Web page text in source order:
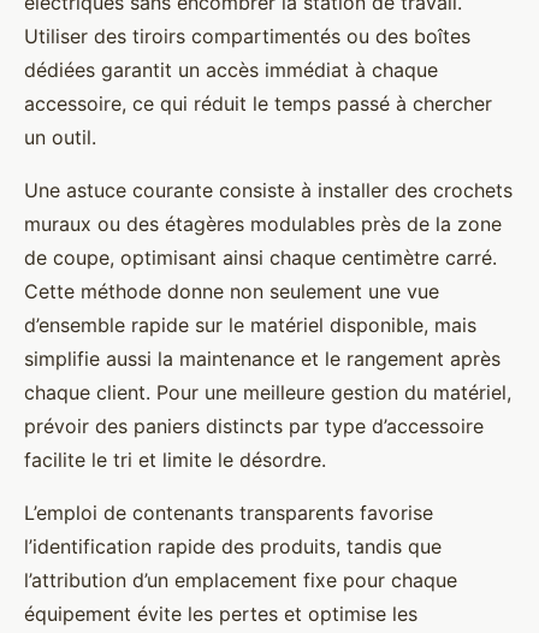
Utiliser des tiroirs compartimentés ou des boîtes
dédiées garantit un accès immédiat à chaque
accessoire, ce qui réduit le temps passé à chercher
un outil.
Une astuce courante consiste à installer des crochets
muraux ou des étagères modulables près de la zone
de coupe, optimisant ainsi chaque centimètre carré.
Cette méthode donne non seulement une vue
d’ensemble rapide sur le matériel disponible, mais
simplifie aussi la maintenance et le rangement après
chaque client. Pour une meilleure gestion du matériel,
prévoir des paniers distincts par type d’accessoire
facilite le tri et limite le désordre.
L’emploi de contenants transparents favorise
l’identification rapide des produits, tandis que
l’attribution d’un emplacement fixe pour chaque
équipement évite les pertes et optimise les